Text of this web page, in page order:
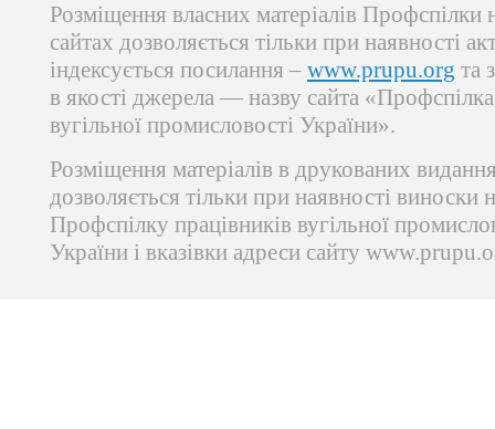
Розміщення власних матеріалів Профспілки
сайтах дозволяється тільки при наявності
індексується посилання – www.prupu.org та
в якості джерела — назву сайта «Профспілка
вугільної промисловості України».
Розміщення матеріалів в друкованих
дозволяється тільки при наявності виноски
Профспілку працівників вугільної
України і вказівки адреси сайту